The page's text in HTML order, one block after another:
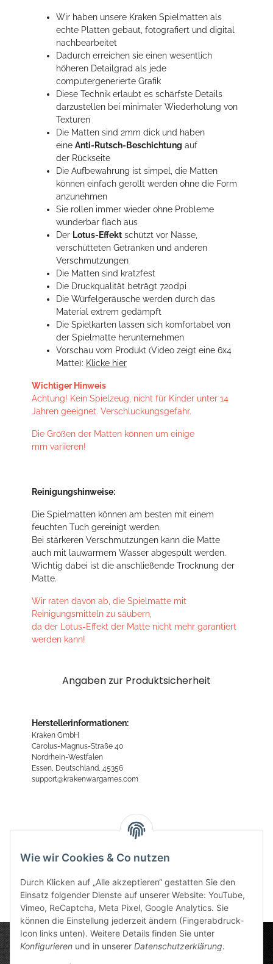
Wir haben unsere Kraken Spielmatten als
echte Platten gebaut, fotografiert und digital
nachbearbeitet
Dadurch erreichen sie einen wesentlich
höheren Detailgrad als jede
computergenerierte Grafik
Diese Technik erlaubt es schärfste Details
darzustellen bei minimaler Wiederholung von
Texturen
Die Matten sind 2mm dick und haben
eine Anti-Rutsch-Beschichtung auf
der Rückseite
Die Aufbewahrung ist simpel, die Matten
können einfach gerollt werden ohne die Form
anzunehmen
Sie rollen immer wieder ohne Probleme
wunderbar flach aus
Der Lotus-Effekt schützt vor Nässe,
verschütteten Getränken und anderen
Verschmutzungen
Die Matten sind kratzfest
Die Druckqualität beträgt 720dpi
Die Würfelgeräusche werden durch das
Material extrem gedämpft
Die Spielkarten lassen sich komfortabel von
der Spielmatte herunternehmen
Vorschau vom Produkt (Video zeigt eine 6x4
Matte): Klicke hier
Wichtiger Hinweis
Achtung! Kein Spielzeug, nicht für Kinder unter 14
Jahren geeignet. Verschluckungsgefahr.
Die Größen der Matten können um einige
mm variieren!
Reinigungshinweise:
Die Spielmatten können am besten mit einem
feuchten Tuch gereinigt werden.
Bei stärkeren Verschmutzungen kann die Matte
auch mit lauwarmem Wasser abgespült werden.
Wichtig dabei ist die anschließende Trocknung der
Matte.
Wir raten davon ab, die Spielmatte mit
Reinigungsmitteln zu säubern,
da der Lotus-Effekt der Matte nicht mehr garantiert
werden kann!
Angaben zur Produktsicherheit
Herstellerinformationen:
Kraken GmbH
Carolus-Magnus-Straße 40
Nordrhein-Westfalen
Essen, Deutschland, 45356
support@krakenwargames.com
Wie wir Cookies & Co nutzen
Durch Klicken auf „Alle akzeptieren“ gestatten Sie den
Einsatz folgender Dienste auf unserer Website: YouTube,
Vimeo, ReCaptcha, Meta Pixel, Google Analytics. Sie
können die Einstellung jederzeit ändern (Fingerabdruck-
Icon links unten). Weitere Details finden Sie unter
Konfigurieren und in unserer Datenschutzerklärung.